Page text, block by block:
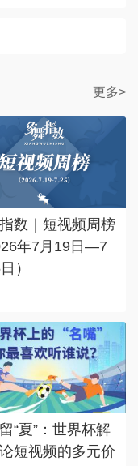
更多>
数｜短视频周榜
年7月19日—7
）
“夏”：世界杯解
短视频的多元价